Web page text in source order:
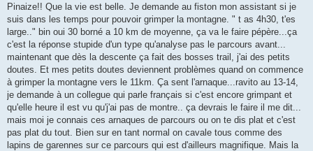
Pinaize!! Que la vie est belle. Je demande au fiston mon assistant si je
suis dans les temps pour pouvoir grimper la montagne. " t as 4h30, t'es
large.." bin oui 30 borné a 10 km de moyenne, ça va le faire pépère...ça
c'est la réponse stupide d'un type qu'analyse pas le parcours avant...
maintenant que dès la descente ça fait des bosses trail, j'ai des petits
doutes. Et mes petits doutes deviennent problèmes quand on commence
à grimper la montagne vers le 11km. Ça sent l'arnaque...ravito au 13-14,
je demande à un collegue qui parle français si c'est encore grimpant et
qu'elle heure il est vu qu'j'ai pas de montre.. ça devrais le faire il me dit...
mais moi je connais ces arnaques de parcours ou on te dis plat et c'est
pas plat du tout. Bien sur en tant normal on cavale tous comme des
lapins de garennes sur ce parcours qui est d'ailleurs magnifique. Mais la